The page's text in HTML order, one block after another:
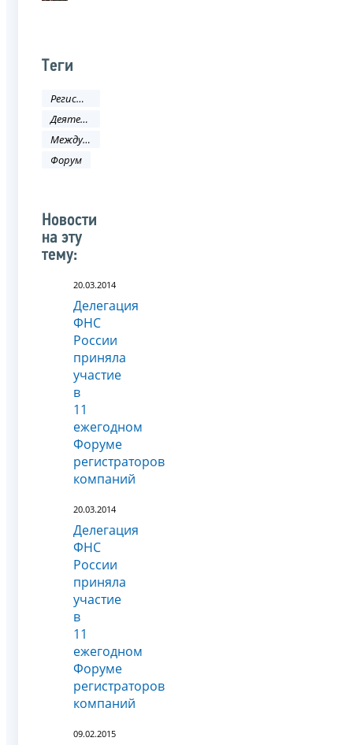
Теги
Регистрация
Деятельность ФНС
Международное сотрудничество
Форум
Новости
на эту
тему:
20.03.2014
Делегация
ФНС
России
приняла
участие
в
11
ежегодном
Форуме
регистраторов
компаний
20.03.2014
Делегация
ФНС
России
приняла
участие
в
11
ежегодном
Форуме
регистраторов
компаний
09.02.2015